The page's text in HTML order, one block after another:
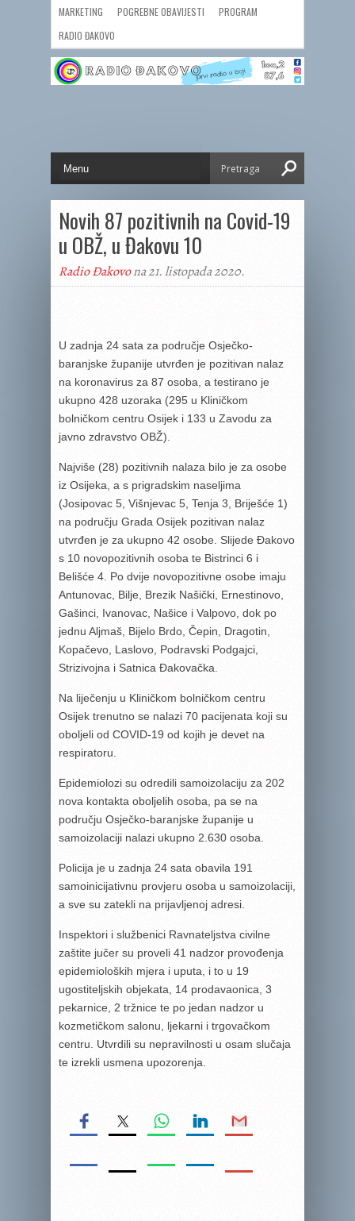
MARKETING POGREBNE OBAVIJESTI
PROGRAM
RADIO ĐAKOVO
Novih 87 pozitivnih na Covid-19
u OBŽ, u Đakovu 10
Radio Đakovona 21. listopada 2020.
U zadnja 24 sata za područje Osječko-
baranjske županije utvrđen je pozitivan nalaz
na koronavirus za 87 osoba, a testirano je
ukupno 428 uzoraka (295 u Kliničkom
bolničkom centru Osijek i 133 u Zavodu za
javno zdravstvo OBŽ).
Najviše (28) pozitivnih nalaza bilo je za osobe
iz Osijeka, a s prigradskim naseljima
(Josipovac 5, Višnjevac 5, Tenja 3, Briješće 1)
na području Grada Osijek pozitivan nalaz
utvrđen je za ukupno 42 osobe. Slijede Đakovo
s 10 novopozitivnih osoba te Bistrinci 6 i
Belišće 4. Po dvije novopozitivne osobe imaju
Antunovac, Bilje, Brezik Našički, Ernestinovo,
Gašinci, Ivanovac, Našice i Valpovo, dok po
jednu Aljmaš, Bijelo Brdo, Čepin, Dragotin,
Kopačevo, Laslovo, Podravski Podgajci,
Strizivojna i Satnica Đakovačka.
Na liječenju u Kliničkom bolničkom centru
Osijek trenutno se nalazi 70 pacijenata koji su
oboljeli od COVID-19 od kojih je devet na
respiratoru.
Epidemiolozi su odredili samoizolaciju za 202
nova kontakta oboljelih osoba, pa se na
području Osječko-baranjske županije u
samoizolaciji nalazi ukupno 2.630 osoba.
Policija je u zadnja 24 sata obavila 191
samoinicijativnu provjeru osoba u samoizolaciji,
a sve su zatekli na prijavljenoj adresi.
Inspektori i službenici Ravnateljstva civilne
zaštite jučer su proveli 41 nadzor provođenja
epidemioloških mjera i uputa, i to u 19
ugostiteljskih objekata, 14 prodavaonica, 3
pekarnice, 2 tržnice te po jedan nadzor u
kozmetičkom salonu, ljekarni i trgovačkom
centru. Utvrdili su nepravilnosti u osam slučaja
te izrekli usmena upozorenja.